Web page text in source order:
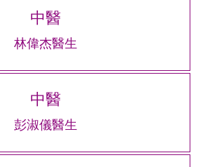
中醫
林偉杰醫生
中醫
彭淑儀醫生